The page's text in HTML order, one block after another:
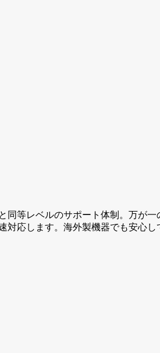
同等レベルのサポート体制。万が
対応します。海外製機器でも安心し